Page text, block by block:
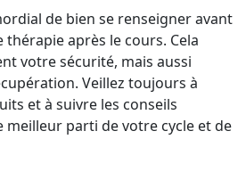
de bien se renseigner avant
thérapie après le cours. Cela
votre sécurité, mais aussi
Veillez toujours à
et à suivre les conseils
meilleur parti de votre cycle et de